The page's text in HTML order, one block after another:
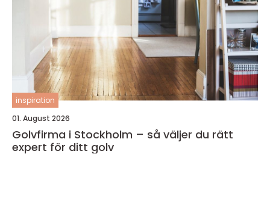
inspiration
01. August 2026
Golvfirma i Stockholm – så väljer du rätt
expert för ditt golv